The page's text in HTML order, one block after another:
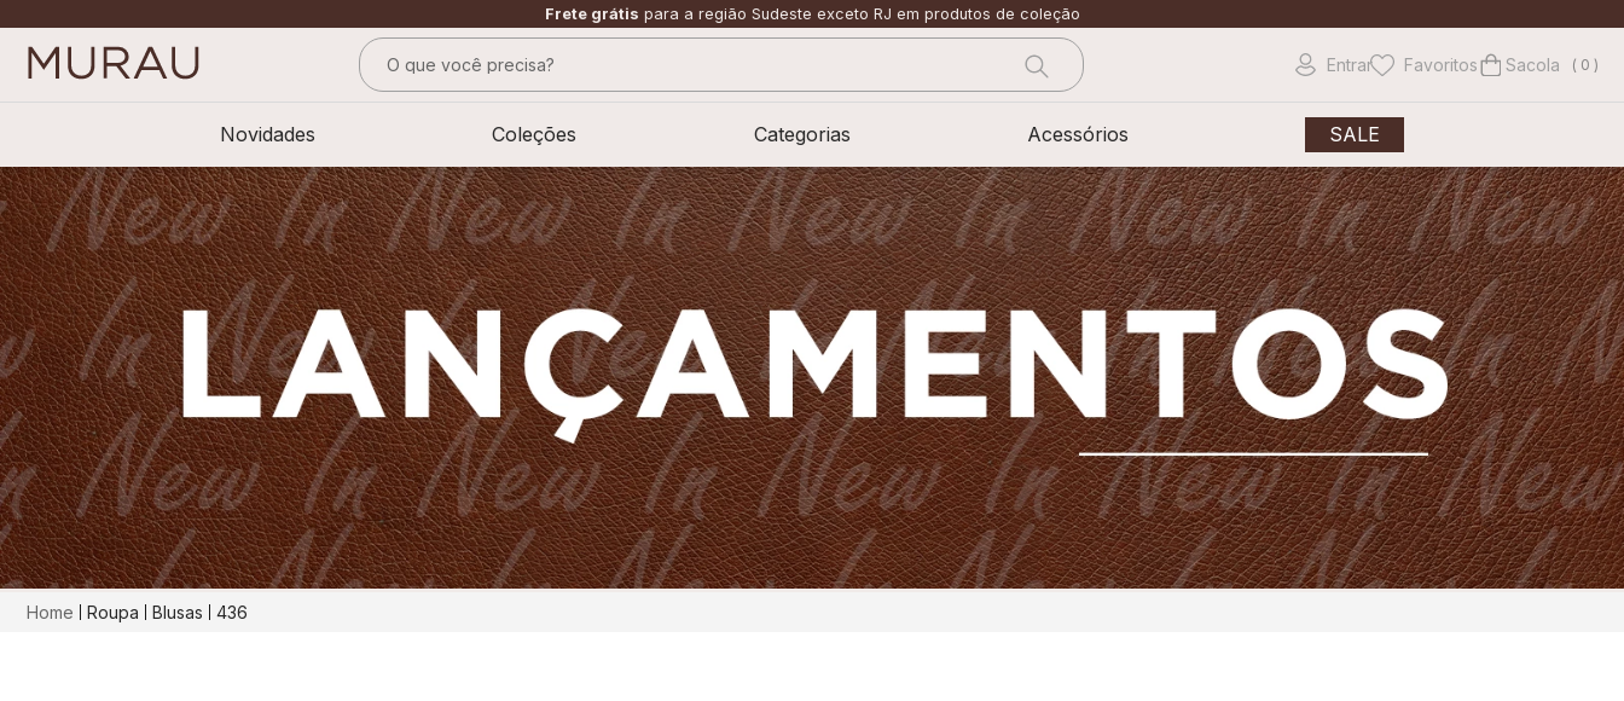
Frete grátis para a região Sudeste exceto RJ em produtos de coleção
O que você precisa?
Entrar Favoritos 0
Novidades Coleções Categorias Acessórios SALE
Roupa Blusas 436
2º
vestido
3º
calça
4º
saia
5º
verde
6º
top
7º
camisa
8º
short saia
9º
pesponto verde sage
10º blusa